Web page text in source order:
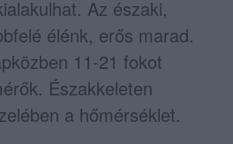
Az északi,
élénk, erős marad.
11-21 fokot
Északkeleten
a hőmérséklet.